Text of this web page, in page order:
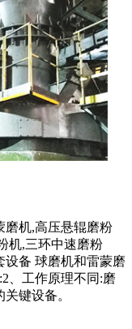
磨机,高压悬辊磨粉
机,三环中速磨粉
设备 球磨机和雷蒙磨
、工作原理不同:磨
键设备。